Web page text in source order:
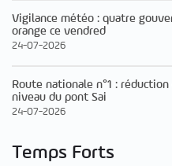
Vigilance météo : quatre
orange ce vendred
24-07-2026
Route nationale n°1 :
niveau du pont Sai
24-07-2026
Temps Forts